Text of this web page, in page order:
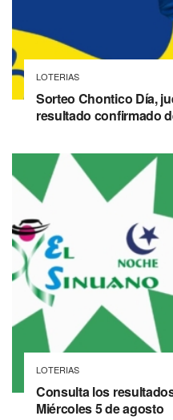
LOTERIAS
Sorteo Chontico Día,
resultado confirmado
LOTERIAS
Consulta los
Miércoles 5 de agosto